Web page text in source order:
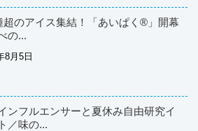
超のアイス集結！「あいぱく®」開幕
の...
8月5日
ンフルエンサーと夏休み自由研究イ
／味の...